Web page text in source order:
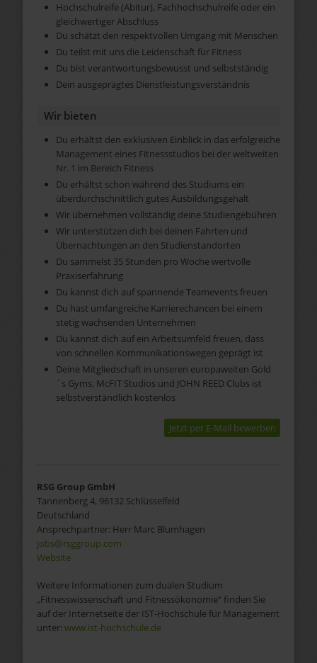
Hochschulreife (Abitur), Fachhochschulreife oder ein
gleichwertiger Abschluss
Du schätzt den respektvollen Umgang mit Menschen
Du teilst mit uns die Leidenschaft für Fitness
Du bist verantwortungsbewusst und selbstständig
Dein ausgeprägtes Dienstleistungsverständnis
Wir bieten
Du erhältst den exklusiven Einblick in das erfolgreiche
Management eines Fitnessstudios bei der weltweiten
Nr. 1 im Bereich Fitness
Du erhältst schon während des Studiums ein
überdurchschnittlich gutes Ausbildungsgehalt
Wir übernehmen vollständig deine Studiengebühren
Wir unterstützen dich bei deinen Fahrten und
Übernachtungen an den Studienstandorten
Du sammelst 35 Stunden pro Woche wertvolle
Praxiserfahrung
Du kannst dich auf spannende Teamevents freuen
Du hast umfangreiche Karrierechancen bei einem
stetig wachsenden Unternehmen
Du kannst dich auf ein Arbeitsumfeld freuen, dass
von schnellen Kommunikationswegen geprägt ist
Deine Mitgliedschaft in unseren europaweiten Gold
´s Gyms, McFIT Studios und JOHN REED Clubs ist
selbstverständlich kostenlos
Jetzt per E-Mail bewerben
RSG Group GmbH
Tannenberg 4, 96132 Schlüsselfeld
Deutschland
Ansprechpartner: Herr Marc Blumhagen
jobs@rsggroup.com
Website
Weitere Informationen zum dualen Studium
„Fitnesswissenschaft und Fitnessökonomie“ finden Sie
auf der Internetseite der IST-Hochschule für Management
unter: www.ist-hochschule.de